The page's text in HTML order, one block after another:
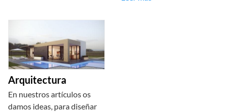
Arquitectura
En nuestros artículos os
damos ideas, para diseñar